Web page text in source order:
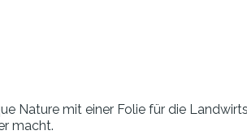
Nature mit einer Folie für die
macht.